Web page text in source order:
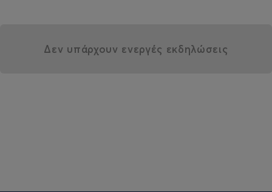
Δεν υπάρχουν ενεργές εκδηλώσεις